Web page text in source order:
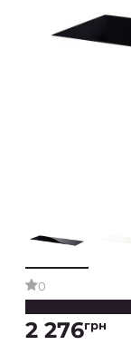
0
2 276грн